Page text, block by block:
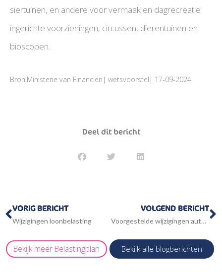
siertuinen, en andere voor vermaak en dagrecreatie
ingerichte voorzieningen, circussen, dierentuinen en
bioscopen.
Bron:Ministerie van Financiën| wetsvoorstel| 17-09-2024
Deel dit bericht
Vorige
VORIG BERICHT
Wijzigingen loonbelasting
VOLGEND BERICHT
Voorgestelde wijzigingen autobelastingen
Bekijk meer Belastingplan Bekijk alle blogberichten